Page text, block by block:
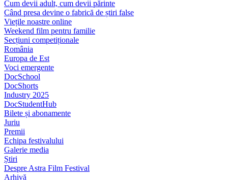
Cum devii adult, cum devii părinte
Când presa devine o fabrică de știri false
Viețile noastre online
Weekend film pentru familie
Secțiuni competiționale
România
Europa de Est
Voci emergente
DocSchool
DocShorts
Industry 2025
DocStudentHub
Bilete și abonamente
Juriu
Premii
Echipa festivalului
Galerie media
Știri
Despre Astra Film Festival
Arhivă